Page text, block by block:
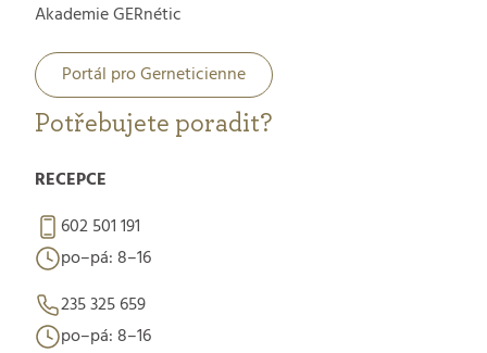
Akademie GERnétic
Portál pro Gerneticienne
Potřebujete poradit?
RECEPCE
602 501 191
po–pá: 8–16
235 325 659
po–pá: 8–16